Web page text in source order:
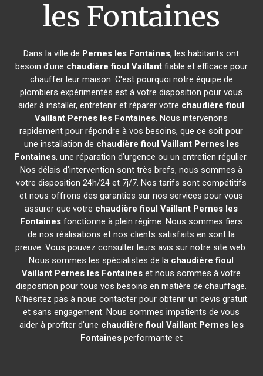
les Fontaines
Dans la ville de Pernes les Fontaines, les habitants ont
besoin d'une chaudière fioul Vaillantfiable et efficace pour
chauffer leur maison. C'est pourquoi notre équipe de
plombiers expérimentés est à votre disposition pour vous
aider à installer, entretenir et réparer votre chaudière fioul
Vaillant Pernes les Fontaines. Nous intervenons
rapidement pour répondre à vos besoins, que ce soit pour
une installation de chaudière fioul Vaillant Pernes les
Fontaines, une réparation d'urgence ou un entretien régulier.
Nos délais d'intervention sont très brefs, nous sommes à
votre disposition 24h/24 et 7j/7. Nos tarifs sont compétitifs
et nous offrons des garanties sur nos services pour vous
assurer que votre chaudière fioul Vaillant Pernes les
Fontaines fonctionne à plein régime. Nous sommes fiers
de nos réalisations et nos clients satisfaits en sont la
preuve. Vous pouvez consulter leurs avis sur notre site web.
Nous sommes les spécialistes de la chaudière fioul
Vaillant Pernes les Fontaines et nous sommes à votre
disposition pour tous vos besoins en matière de chauffage.
N'hésitez pas à nous contacter pour obtenir un devis gratuit
et sans engagement. Nous sommes impatients de vous
aider à profiter d'une chaudière fioul Vaillant Pernes les
Fontainesperformante et